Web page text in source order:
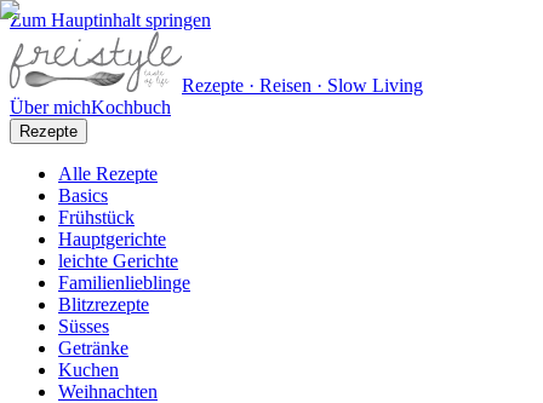
Zum Hauptinhalt springen
Rezepte · Reisen · Slow Living
Über michKochbuch
Rezepte
Alle Rezepte
Basics
Frühstück
Hauptgerichte
leichte Gerichte
Familienlieblinge
Blitzrezepte
Süsses
Getränke
Kuchen
Weihnachten